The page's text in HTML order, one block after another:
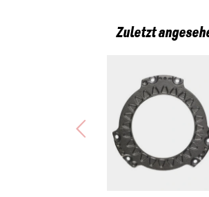
Zuletzt